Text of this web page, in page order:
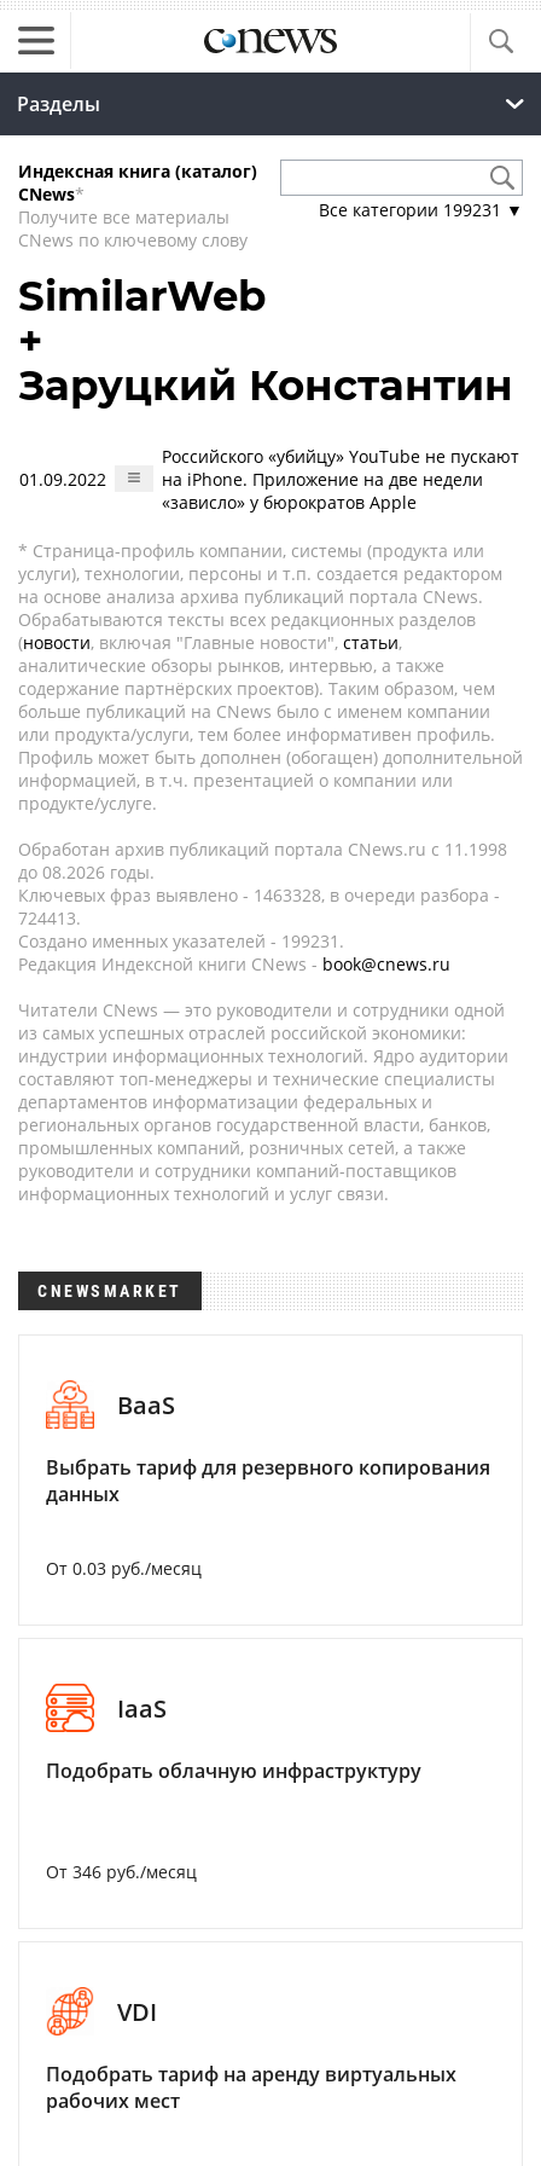
Разделы
Индексная книга (каталог)
CNews*
Получите все материалы
CNews по ключевому слову
Все категории 199231 ▼
SimilarWeb
+
Заруцкий Константин
01.09.2022
Российского «убийцу» YouTube не пускают
на iPhone. Приложение на две недели
«зависло» у бюрократов Apple
* Страница-профиль компании, системы (продукта или
услуги), технологии, персоны и т.п. создается редактором
на основе анализа архива публикаций портала CNews.
Обрабатываются тексты всех редакционных разделов
(новости, включая "Главные новости", статьи,
аналитические обзоры рынков, интервью, а также
содержание партнёрских проектов). Таким образом, чем
больше публикаций на CNews было с именем компании
или продукта/услуги, тем более информативен профиль.
Профиль может быть дополнен (обогащен) дополнительной
информацией, в т.ч. презентацией о компании или
продукте/услуге.
Обработан архив публикаций портала CNews.ru c 11.1998
до 08.2026 годы.
Ключевых фраз выявлено - 1463328, в очереди разбора -
724413.
Создано именных указателей - 199231.
Редакция Индексной книги CNews - book@cnews.ru
Читатели CNews — это руководители и сотрудники одной
из самых успешных отраслей российской экономики:
индустрии информационных технологий. Ядро аудитории
составляют топ-менеджеры и технические специалисты
департаментов информатизации федеральных и
региональных органов государственной власти, банков,
промышленных компаний, розничных сетей, а также
руководители и сотрудники компаний-поставщиков
информационных технологий и услуг связи.
CNEWSMARKET
BaaS
Выбрать тариф для резервного копирования
данных
От 0.03 руб./месяц
IaaS
Подобрать облачную инфраструктуру
От 346 руб./месяц
VDI
Подобрать тариф на аренду виртуальных
рабочих мест